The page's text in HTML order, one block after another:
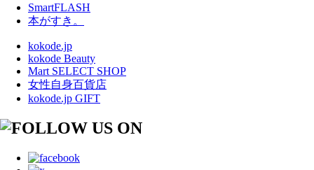
SmartFLASH
本がすき。
kokode.jp
kokode Beauty
Mart SELECT SHOP
女性自身百貨店
kokode.jp GIFT